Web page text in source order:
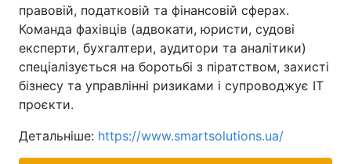
правовій, податковій та фінансовій сферах.
Команда фахівців (адвокати, юристи, судові
експерти, бухгалтери, аудитори та аналітики)
спеціалізується на боротьбі з піратством, захисті
бізнесу та управлінні ризиками і супроводжує IT
проєкти.
Детальніше: https://www.smartsolutions.ua/